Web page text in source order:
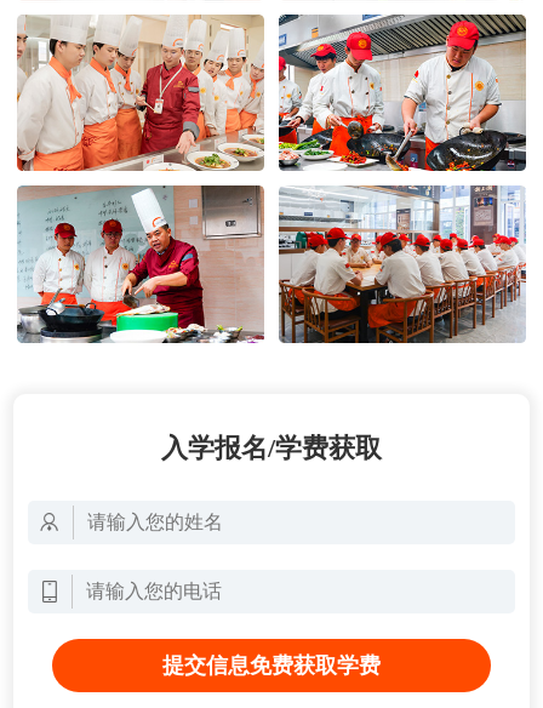
入学报名/学费获取
提交信息免费获取学费